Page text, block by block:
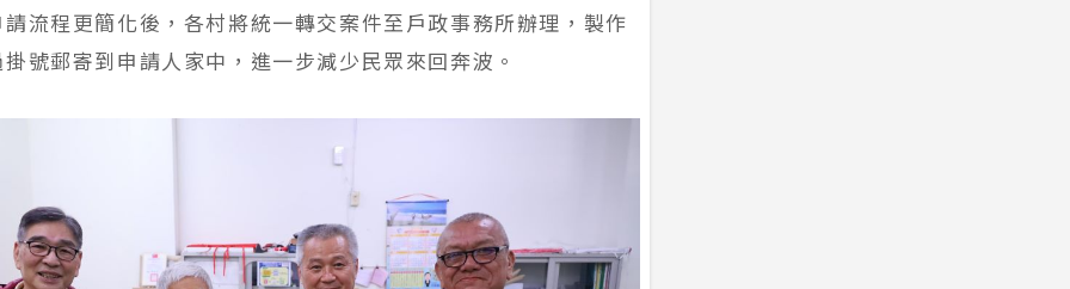
流程更簡化後，各村將統一轉交案件至戶政事務所辦理，製作
號郵寄到申請人家中，進一步減少民眾來回奔波。